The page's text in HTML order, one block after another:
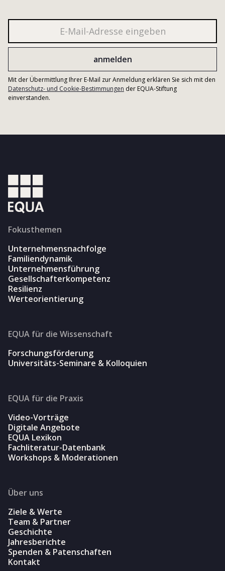
Mit der Übermittlung Ihrer E-Mail zur Anmeldung erklären Sie sich mit den
Datenschutz- und Cookie-Bestimmungen der EQUA-Stiftung
einverstanden.
Fokusthemen
Unternehmensnachfolge
Familiendynamik
Unternehmensführung
Gesellschafterkompetenz
Resilienz
Werteorientierung
EQUA für die Wissenschaft
Forschungsförderung
Universitäts-Seminare & Kolloquien
EQUA für die Praxis
Video-Vorträge
Digitale Angebote
EQUA Lexikon
Fachliteratur-Datenbank
Workshops & Moderationen
Über uns
Ziele & Werte
Team & Partner
Geschichte
Jahresberichte
Spenden & Patenschaften
Kontakt